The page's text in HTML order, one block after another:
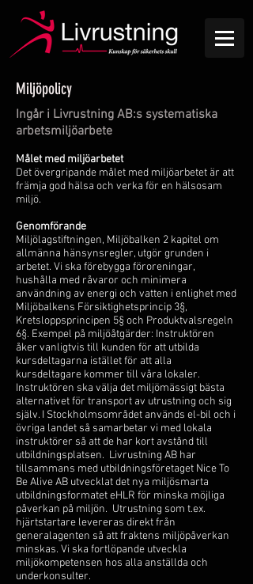
Miljöpolicy
Ingår i Livrustning AB:s systematiska
arbetsmiljöarbete
Målet med miljöarbetet
Det övergripande målet med miljöarbetet är att
främja god hälsa och verka för en hälsosam
miljö.
Genomförande
Miljölagstiftningen, Miljöbalken 2 kapitel om
allmänna hänsynsregler, utgör grunden i
arbetet. Vi ska förebygga föroreningar,
hushålla med råvaror och minimera
användning av energi och vatten i enlighet med
Miljöbalkens Försiktighetsprincip 3§,
Kretsloppsprincipen 5§ och Produktvalsregeln
6§. Exempel på miljöåtgärder: Instruktören
åker vanligtvis till kunden för att utbilda
kursdeltagarna istället för att alla
kursdeltagare kommer till våra lokaler.
Instruktören ska välja det miljömässigt bästa
alternativet för transport av utrustning och sig
själv. I Stockholmsområdet används el-bil och i
övriga landet så samarbetar vi med lokala
instruktörer så att de har kort avstånd till
utbildningsplatsen. Livrustning AB har
tillsammans med utbildningsföretaget Nice To
Be Alive AB utvecklat det nya miljösmarta
utbildningsformatet eHLR för minska möjliga
påverkan på miljön. Utrustning som t.ex.
hjärtstartare levereras direkt från
generalagenten så att fraktens miljöpåverkan
minskas. Vi ska fortlöpande utveckla
miljökompetensen hos alla anställda och
underkonsulter.